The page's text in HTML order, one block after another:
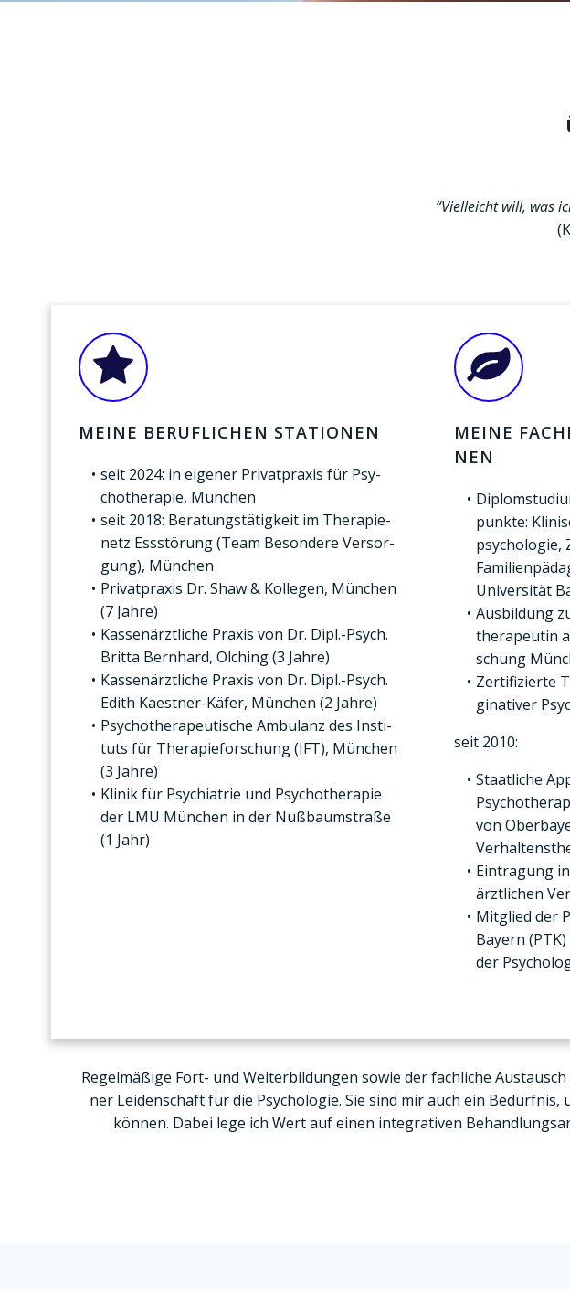
“Viel­leicht will, was
MEI­NE BERUF­LI­CHEN STA­TIO­NEN
seit 2024: in eige­ner Pri­vat­pra­xis für Psy­
cho­the­ra­pie, Mün­chen
seit 2018: Bera­tungs­tä­tig­keit im The­ra­pie­
netz Ess­stö­rung (Team Beson­de­re Ver­sor­
gung), Mün­chen
Pri­vat­pra­xis Dr. Shaw & Kol­le­gen, Mün­chen
(7 Jah­re)
Kas­sen­ärzt­li­che Pra­xis von Dr. Dipl.-Psych.
Brit­ta Bern­hard, Olching (3 Jah­re)
Kas­sen­ärzt­li­che Pra­xis von Dr. Dipl.-Psych.
Edith Kaest­ner-Käfer, Mün­chen (2 Jah­re)
Psy­cho­the­ra­peu­ti­sche Ambu­lanz des Insti­
tuts für The­ra­pie­for­schung (IFT), Mün­chen
(3 Jah­re)
Kli­nik für Psych­ia­trie und Psy­cho­the­ra­pie
der LMU Mün­chen in der Nuß­baum­stra­ße
(1 Jahr)
MEI­NE
NEN
punk­te:
psy­cho­lo­gie,
Uni­ver­si­tät
Aus­bil­dung
the­ra­peu­tin
schung
Zer­ti­fi­zier­te
gi­na­ti­ver
seit 2010:
Staat­li­che
von
Ein­tra­gung
ärzt­li­chen
Mit­glied der
Bay­ern
der
Regel­mä­ßi­ge Fort- und Wei­ter­bil­dun­gen sowie der fach­li­che
ner Lei­den­schaft für die Psy­cho­lo­gie. Sie sind mir auch ein
kön­nen. Dabei lege ich Wert auf einen inte­gra­ti­ven